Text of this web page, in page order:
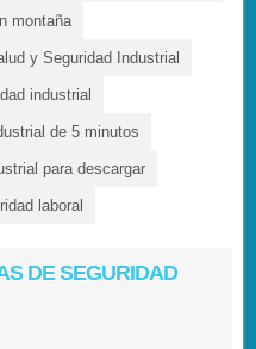
montaña
y Seguridad Industrial
industrial
de 5 minutos
para descargar
laboral
DE SEGURIDAD